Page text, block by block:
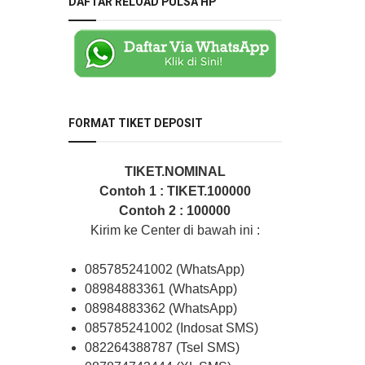
FORMAT TIKET DEPOSIT
TIKET.NOMINAL
Contoh 1 : TIKET.100000
Contoh 2 : 100000
Kirim ke Center di bawah ini :
085785241002 (WhatsApp)
08984883361 (WhatsApp)
08984883362 (WhatsApp)
085785241002 (Indosat SMS)
082264388787 (Tsel SMS)